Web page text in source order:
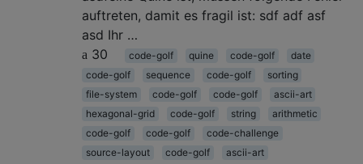
auftreten, damit es fragil ist: sdf adf asf
asd Ihr …
30
code-golf quine code-golf
date
code-golf
sequence code-golf
sorting
file-system
code-golf code-golf
ascii-art
hexagonal-grid
code-golf string
arithmetic
code-golf
code-golf
code-challenge
source-layout
code-golf
ascii-art